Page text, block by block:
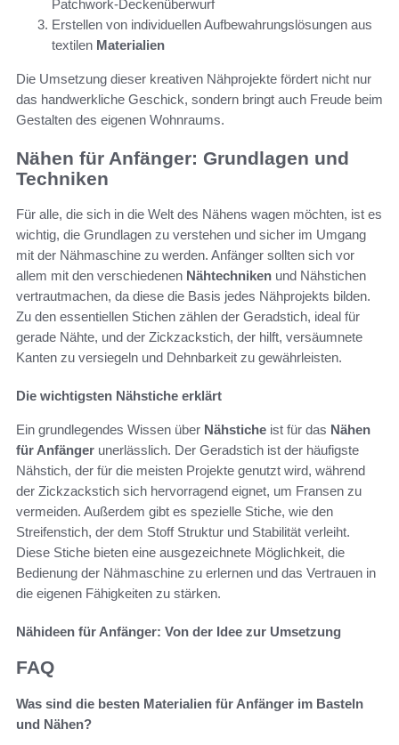
Patchwork-Deckenüberwurf
Erstellen von individuellen Aufbewahrungslösungen aus
textilen Materialien
Die Umsetzung dieser kreativen Nähprojekte fördert nicht nur
das handwerkliche Geschick, sondern bringt auch Freude beim
Gestalten des eigenen Wohnraums.
Nähen für Anfänger: Grundlagen und
Techniken
Für alle, die sich in die Welt des Nähens wagen möchten, ist es
wichtig, die Grundlagen zu verstehen und sicher im Umgang
mit der Nähmaschine zu werden. Anfänger sollten sich vor
allem mit den verschiedenen Nähtechniken und Nähstichen
vertrautmachen, da diese die Basis jedes Nähprojekts bilden.
Zu den essentiellen Stichen zählen der Geradstich, ideal für
gerade Nähte, und der Zickzackstich, der hilft, versäumnete
Kanten zu versiegeln und Dehnbarkeit zu gewährleisten.
Die wichtigsten Nähstiche erklärt
Ein grundlegendes Wissen über Nähstiche ist für das Nähen
für Anfänger unerlässlich. Der Geradstich ist der häufigste
Nähstich, der für die meisten Projekte genutzt wird, während
der Zickzackstich sich hervorragend eignet, um Fransen zu
vermeiden. Außerdem gibt es spezielle Stiche, wie den
Streifenstich, der dem Stoff Struktur und Stabilität verleiht.
Diese Stiche bieten eine ausgezeichnete Möglichkeit, die
Bedienung der Nähmaschine zu erlernen und das Vertrauen in
die eigenen Fähigkeiten zu stärken.
Nähideen für Anfänger: Von der Idee zur Umsetzung
FAQ
Was sind die besten Materialien für Anfänger im Basteln
und Nähen?